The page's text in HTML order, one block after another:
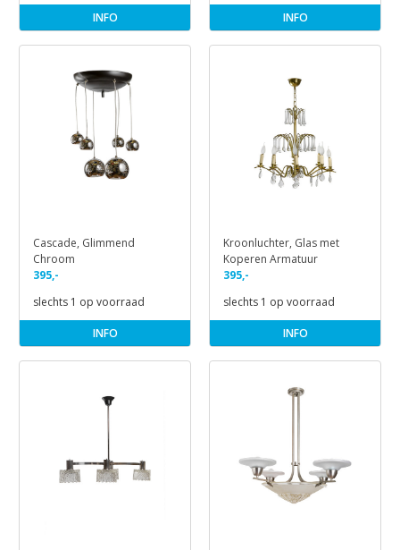
INFO INFO
Cascade, Glimmend
Chroom
395,-
slechts 1 op voorraad
INFO
Kroonluchter, Glas met
Koperen Armatuur
395,-
slechts 1 op voorraad
INFO